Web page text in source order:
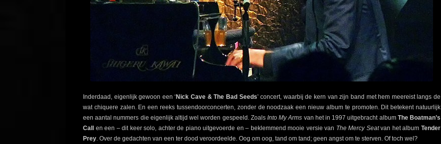
Inderdaad, eigenlijk gewoon een ‘ Nick Cave & The Bad Seeds’ concert, waarbij de kern van zijn band met hem meereist langs de
wat chiquere zalen. En een reeks tussendoorconcerten, zonder de noodzaak een nieuw album te promoten. Dit betekent natuurlijk
een aantal nummers die eigenlijk altijd wel worden gespeeld. Zoals Into My Arms van het in 1997 uitgebracht album The Boatman’s
Call
en een – dit keer solo, achter de piano uitgevoerde en – beklemmend mooie versie van The Mercy Seatvan het album Tender
Prey. Over de gedachten van een ter dood veroordeelde. Oog om oog, tand om tand; geen angst om te sterven. Of toch wel?